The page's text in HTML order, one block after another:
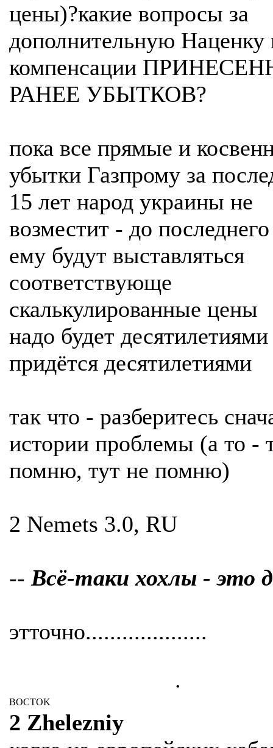
цены)?какие вопросы за
дополнительную Наценку
компенсации
РАНЕЕ УБЫТКОВ?
пока все прямые и
убытки Газпрому за
15 лет народ украины не
возместит - до
ему будут выставляться
соответствующе
скалькулированные цены
надо будет
придётся десятилетиями
так что - разберитесь
истории проблемы (а то -
помню, тут не помню)
2 Nemets 3.0, RU
-- Всё-таки хохлы - это
этточно....................
.
BOCTOK
2 Zhelezniy